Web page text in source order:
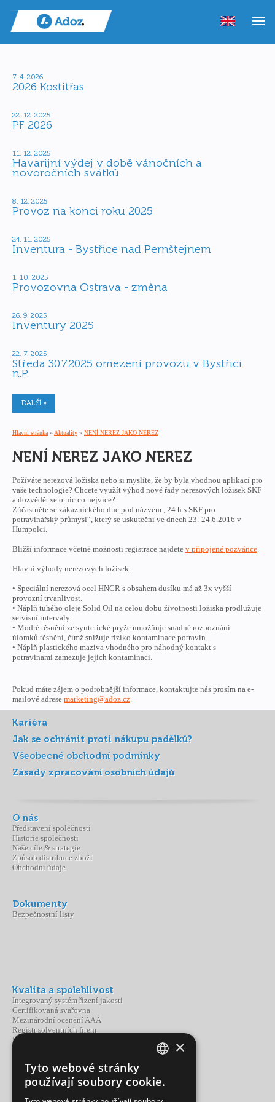
7. 4. 2026
2026 Kostitřas
22. 12. 2025
PF 2026
11. 12. 2025
Havarijní výdej v době vánočních a
novoročních svátků
8. 12. 2025
Provoz na konci roku 2025
24. 11. 2025
Inventura - Bystřice nad Pernštejnem
1. 10. 2025
Provozovna Ostrava - změna
26. 9. 2025
Inventury 2025
22. 7. 2025
Středa 30.7.2025 omezení provozu v Bystřici
n.P.
DALŠÍ »
Hlavní stránka » Aktuality » NENÍ NEREZ JAKO NEREZ
NENÍ NEREZ JAKO NEREZ
Požíváte nerezová ložiska nebo si myslíte, že by byla vhodnou aplikací pro
vaše technologie? Chcete využít výhod nové řady nerezových ložisek SKF
a dozvědět se o nic co nejvíce?
Zúčastněte se zákaznického dne pod názvem „24 h s SKF pro
potravinářský průmysl“, který se uskuteční ve dnech 23.­-24.6.2016 v
Humpolci.
Bližší informace včetně možnosti registrace najdete v připojené pozvánce.
Hlavní výhody nerezových ložisek:
• Speciální nerezová ocel HNCR s obsahem dusíku má až 3x vyšší
provozní trvanlivost.
• Náplň tuhého oleje Solid Oil na celou dobu životnosti ložiska prodlužuje
servisní intervaly.
• Modré těsnění ze syntetické pryže umožňuje snadné rozpoznání
úlomků těsnění, čímž snižuje riziko kontaminace potravin.
• Náplň plastického maziva vhodného pro náhodný kontakt s
potravinami zamezuje jejich kontaminaci.
Pokud máte zájem o podrobnější informace, kontaktujte nás prosím na e-
mailové adrese marketing@adoz.cz.
Kariéra
Jak se ochránit proti nákupu padělků?
Všeobecné obchodní podmínky
Zásady zpracování osobních údajů
O nás
Představení společnosti
Historie společnosti
Naše cíle & strategie
Způsob distribuce zboží
Obchodní údaje
Dokumenty
Bezpečnostní listy
Kvalita a spolehlivost
Integrovaný systém řízení jakosti
Certifikovaná svařovna
Mezinárodní ocenění AAA
Registr solventních firem
Partnerství a spolupráce
Portfolio Adoz
Produkty
Výroba
×
Tyto webové stránky
používají soubory cookie.